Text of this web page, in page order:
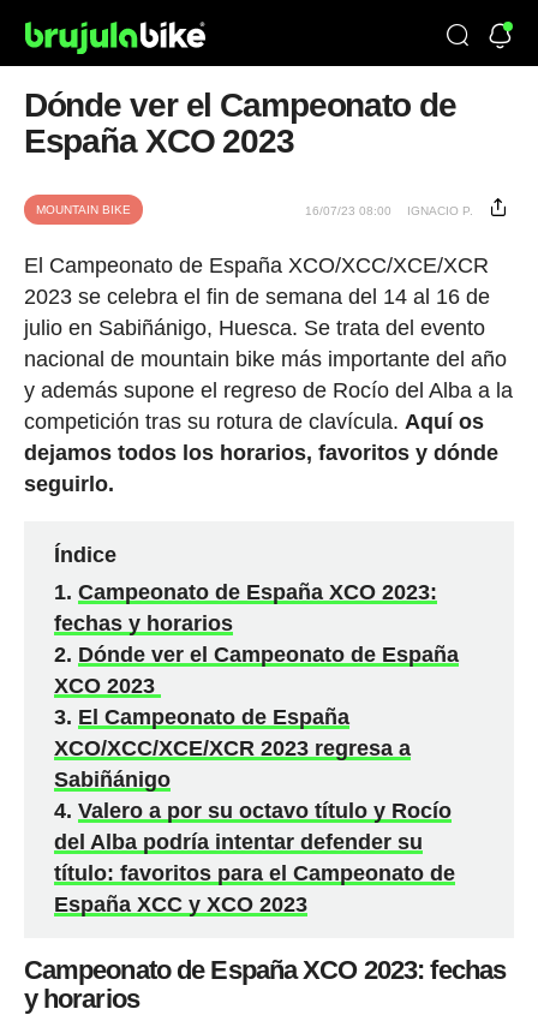
Dónde ver el Campeonato de
España XCO 2023
MOUNTAIN BIKE 16/07/23 08:00 IGNACIO P.
El Campeonato de España XCO/XCC/XCE/XCR
2023 se celebra el fin de semana del 14 al 16 de
julio en Sabiñánigo, Huesca. Se trata del evento
nacional de mountain bike más importante del año
y además supone el regreso de Rocío del Alba a la
competición tras su rotura de clavícula. Aquí os
dejamos todos los horarios, favoritos y dónde
seguirlo.
Índice
Campeonato de España XCO 2023:
fechas y horarios
Dónde ver el Campeonato de España
XCO 2023
El Campeonato de España
XCO/XCC/XCE/XCR 2023 regresa a
Sabiñánigo
Valero a por su octavo título y Rocío
del Alba podría intentar defender su
título: favoritos para el Campeonato de
España XCC y XCO 2023
Campeonato de España XCO 2023: fechas
y horarios